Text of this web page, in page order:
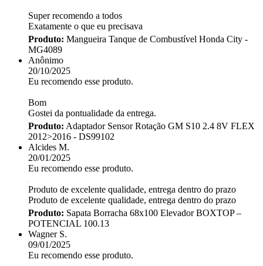
Super recomendo a todos
Exatamente o que eu precisava
Produto: Mangueira Tanque de Combustível Honda City -
MG4089
Anônimo
20/10/2025
Eu recomendo esse produto.
Bom
Gostei da pontualidade da entrega.
Produto: Adaptador Sensor Rotação GM S10 2.4 8V FLEX
2012>2016 - DS99102
Alcides M.
20/01/2025
Eu recomendo esse produto.
Produto de excelente qualidade, entrega dentro do prazo
Produto de excelente qualidade, entrega dentro do prazo
Produto: Sapata Borracha 68x100 Elevador BOXTOP –
POTENCIAL 100.13
Wagner S.
09/01/2025
Eu recomendo esse produto.